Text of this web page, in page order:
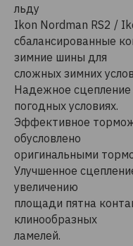
льду
Ikon Nordman RS2 /
сбалансированные
зимние шины для
сложных зимних
Надежное сцепление
погодных условиях.
Эффективное
обусловлено
оригинальными
Улучшенное
увеличению
площади пятна
клинообразных
ламелей.